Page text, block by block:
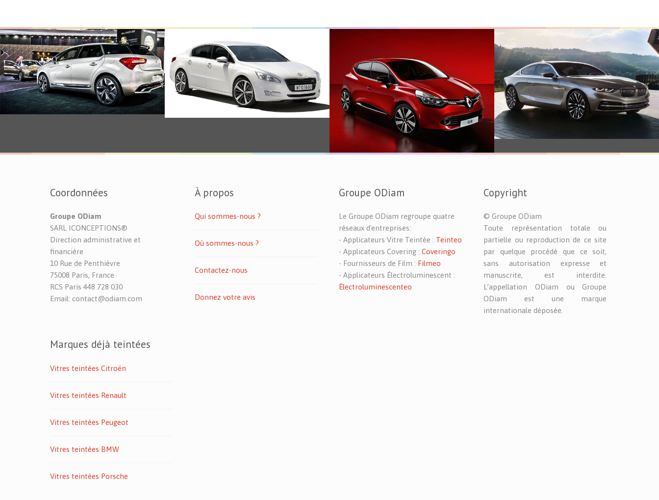
Véhicule Véhicule Véhicule Véhicule
Coordonnées
Groupe ODiam
SARL ICONCEPTIONS®
Direction administrative et
financière
10 Rue de Penthièvre
75008 Paris, France
RCS Paris 448 728 030
Email: contact@odiam.com
Marques déjà teintées
Vitres teintées Citroën
Vitres teintées Renault
Vitres teintées Peugeot
Vitres teintées BMW
Vitres teintées Porsche
À propos
Qui sommes-nous ?
Où sommes-nous ?
Contactez-nous
Donnez votre avis
Groupe ODiam
Le Groupe ODiam regroupe quatre
réseaux d'entreprises:
- Applicateurs Vitre Teintée : Teinteo
- Applicateurs Covering :Coveringo
- Fournisseurs de Film : Filmeo
- Applicateurs Électroluminescent :
Électroluminescenteo
Copyright
© Groupe ODiam
Toute représentation totale ou
partielle ou reproduction de ce site
par quelque procédé que ce soit,
sans autorisation expresse et
manuscrite, est interdite.
L’appellation ODiam ou Groupe
ODiam est une marque
internationale déposée.